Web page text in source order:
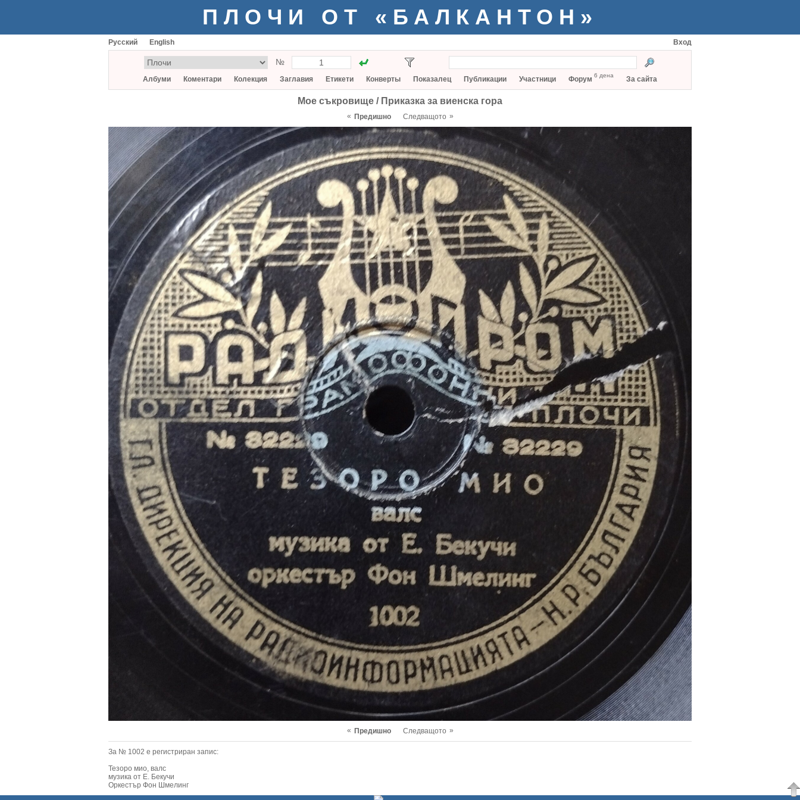
ПЛОЧИ ОТ «БАЛКАНТОН»
Русский English Вход
№
Албуми Коментари Колекция Заглавия Етикети Конверты Показалец Публикации Участници Форум 6 дена За сайта
Мое съкровище / Приказка за виенска гора
« Предишно Следващото »
« Предишно Следващото »
За № 1002 е регистриран запис:
Тезоро мио, валс
музика от Е. Бекучи
Оркестър Фон Шмелинг